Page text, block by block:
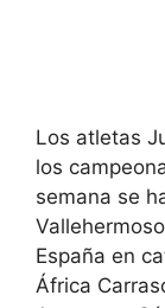
Los atletas
los
semana se
España en
África